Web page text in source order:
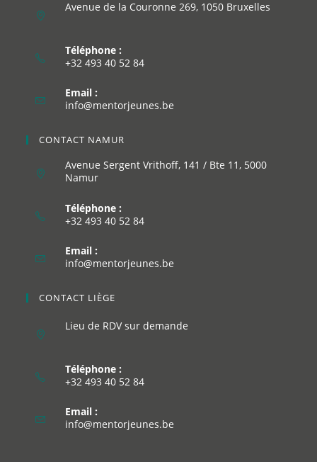
Avenue de la Couronne 269, 1050 Bruxelles
Téléphone :
+32 493 40 52 84
Email :
info@mentorjeunes.be
CONTACT NAMUR
Avenue Sergent Vrithoff, 141 / Bte 11, 5000
Namur
Téléphone :
+32 493 40 52 84
Email :
info@mentorjeunes.be
CONTACT LIÈGE
Lieu de RDV sur demande
Téléphone :
+32 493 40 52 84
Email :
info@mentorjeunes.be